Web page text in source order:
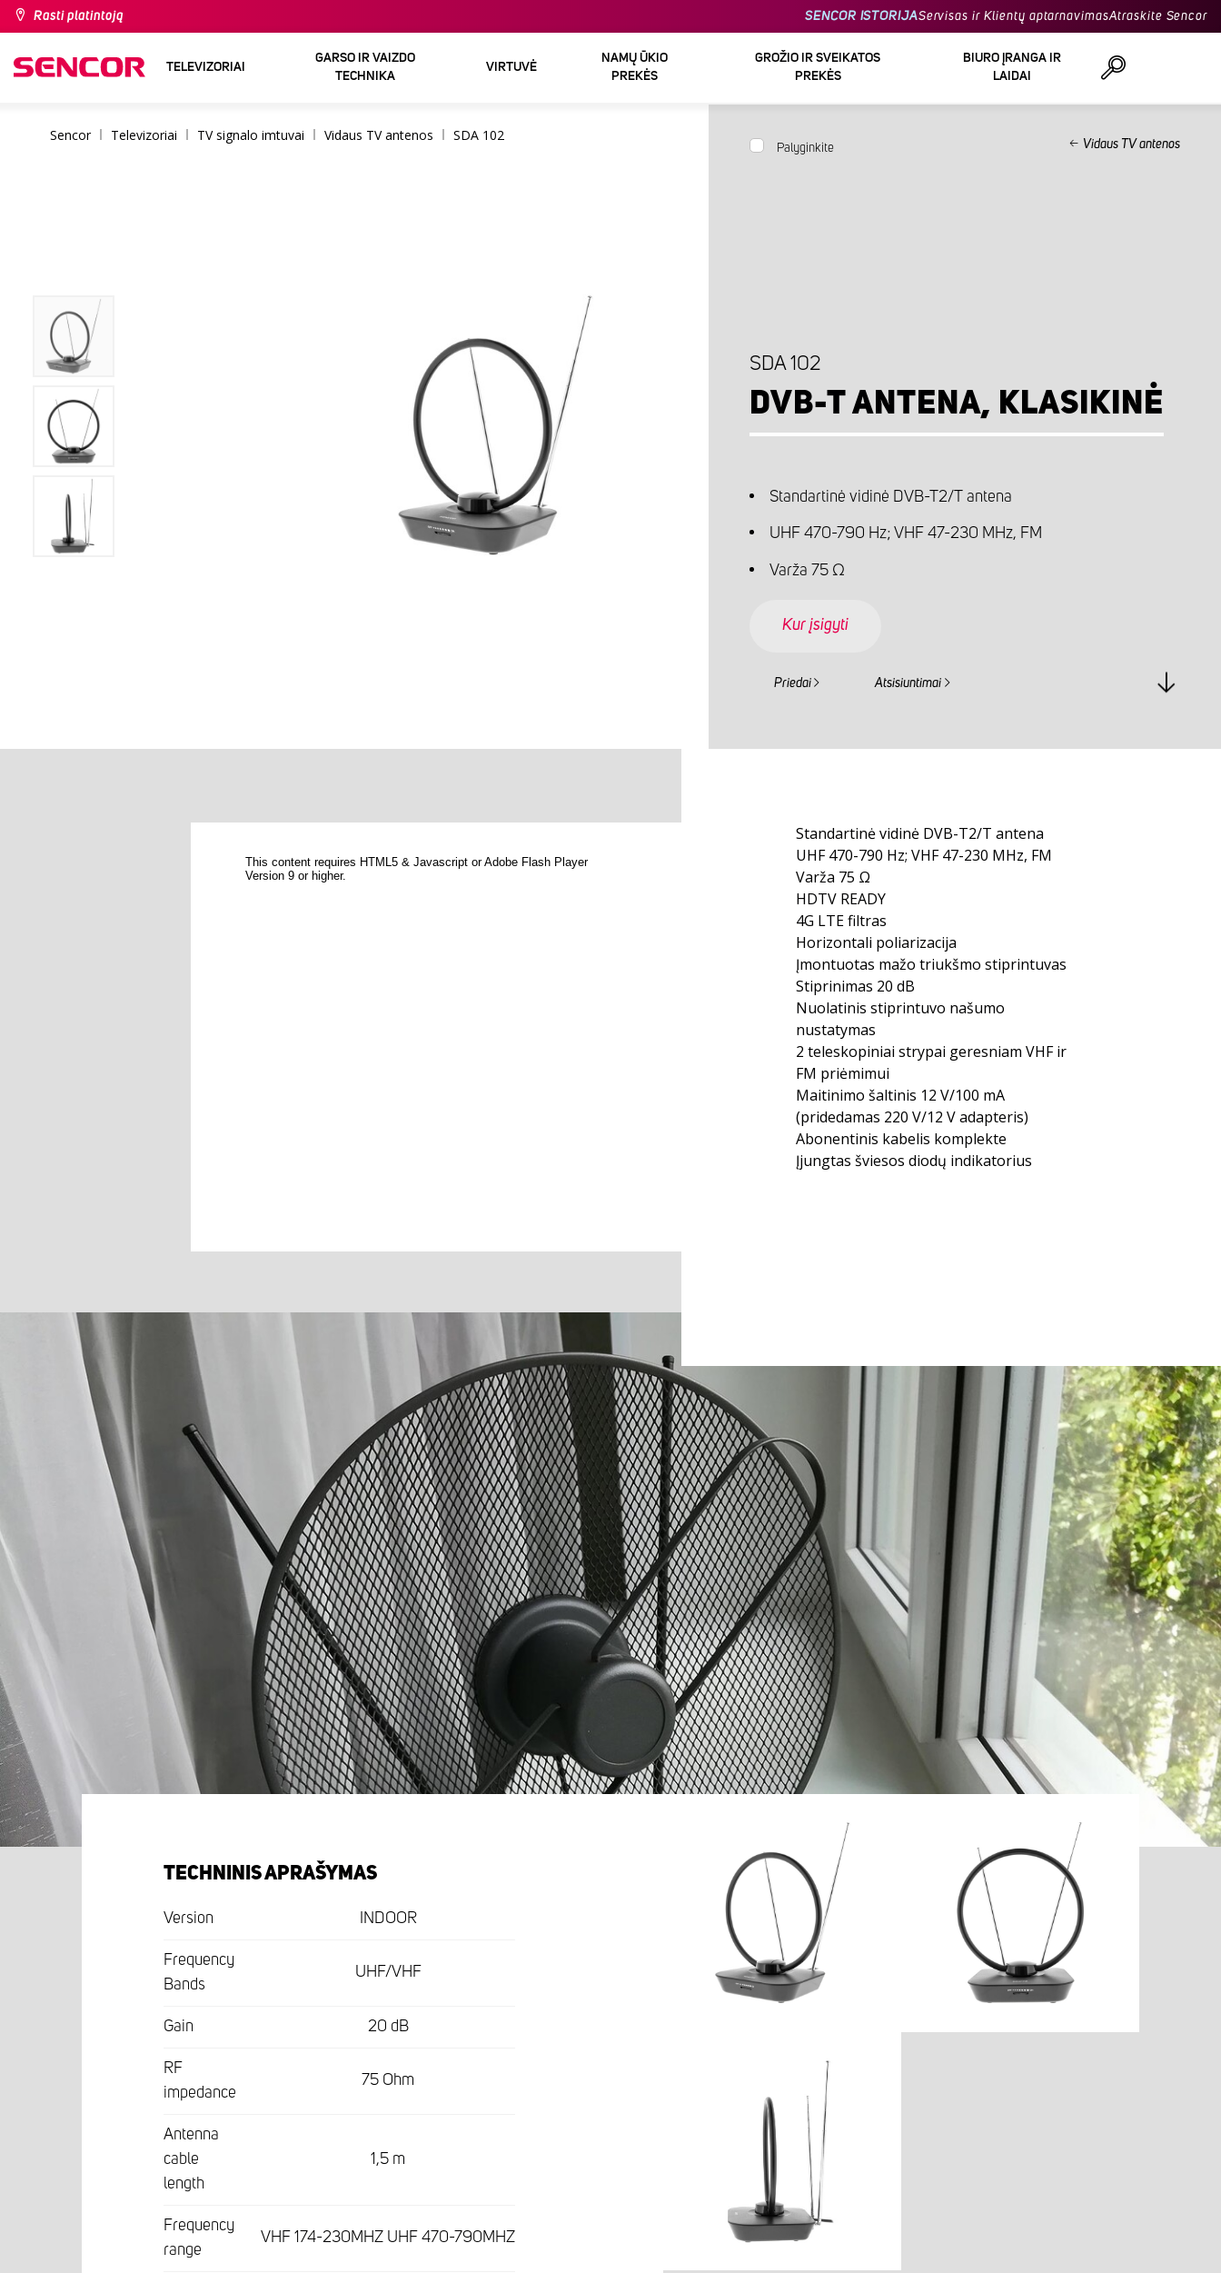
Rasti platintoją SENCOR ISTORIJAServisas ir Klientų aptarnavimasAtraskite Sencor
TELEVIZORIAI
GARSO IR VAIZDO
TECHNIKA
VIRTUVĖ
NAMŲ ŪKIO
PREKĖS
GROŽIO IR SVEIKATOS
PREKĖS
BIURO ĮRANGA IR
LAIDAI
Sencor Televizoriai TV signalo imtuvai Vidaus TV antenos SDA 102
Palyginkite Vidaus TV antenos
SDA 102
DVB-T ANTENA, KLASIKINĖ
Standartinė vidinė DVB-T2/T antena
UHF 470-790 Hz; VHF 47-230 MHz, FM
Varža 75 Ω
Kur įsigyti
Priedai Atsisiuntimai
Standartinė vidinė DVB-T2/T antena
UHF 470-790 Hz; VHF 47-230 MHz, FM
Varža 75 Ω
HDTV READY
4G LTE filtras
Horizontali poliarizacija
Įmontuotas mažo triukšmo stiprintuvas
Stiprinimas 20 dB
Nuolatinis stiprintuvo našumo
nustatymas
2 teleskopiniai strypai geresniam VHF ir
FM priėmimui
Maitinimo šaltinis 12 V/100 mA
(pridedamas 220 V/12 V adapteris)
Abonentinis kabelis komplekte
Įjungtas šviesos diodų indikatorius
TECHNINIS APRAŠYMAS
Version INDOOR
Frequency
Bands
UHF/VHF
Gain 20 dB
RF
impedance
75 Ohm
Antenna
cable
length
1,5 m
Frequency
range
VHF 174-230MHZ UHF 470-790MHZ